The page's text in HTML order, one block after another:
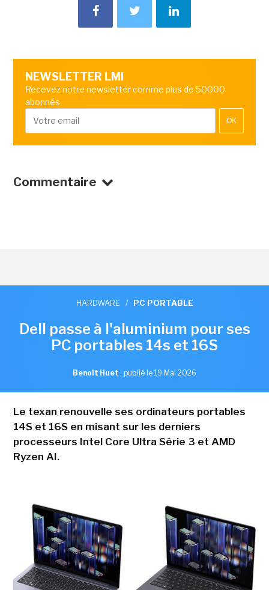
NEWSLETTER LMI
Recevez notre newsletter comme plus de 50000
abonnés
OK
Commentaire
HARDWARE / PC PORTABLE
Dell passe à l'aluminium pour ses
PC portables 14s et 16S
Benoît Huet , publié le 19 Mai 2026
Le texan renouvelle ses ordinateurs portables
14S et 16S en misant sur les derniers
processeurs Intel Core Ultra Série 3 et AMD
Ryzen AI.